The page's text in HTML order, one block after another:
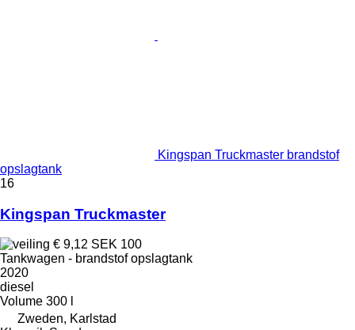
Kingspan Truckmaster brandstof
opslagtank
16
Kingspan Truckmaster
€ 9,12 SEK 100
Tankwagen - brandstof opslagtank
2020
diesel
Volume 300 l
Zweden, Karlstad